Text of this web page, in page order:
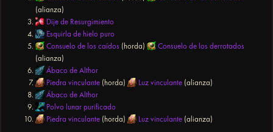
(alianza)
Dije de Resurgimiento
Esquirla de hielo puro
Consuelo de los caídos (horda)
Consuelo de los derrotados
(alianza)
Ábaco de Althor
Piedra vinculante (horda) Luz vinculante (alianza)
Ábaco de Althor
Polvo lunar purificado
Piedra vinculante (horda) Luz vinculante (alianza)